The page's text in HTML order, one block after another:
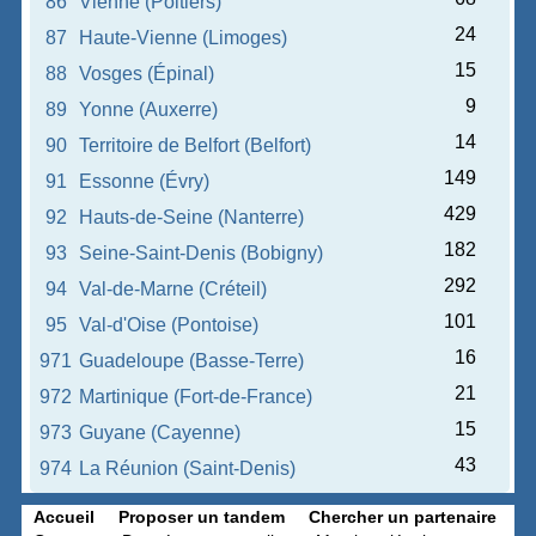
87
Haute-Vienne (Limoges)
24
88
Vosges (Épinal)
15
89
Yonne (Auxerre)
9
90
Territoire de Belfort (Belfort)
14
91
Essonne (Évry)
149
92
Hauts-de-Seine (Nanterre)
429
93
Seine-Saint-Denis (Bobigny)
182
94
Val-de-Marne (Créteil)
292
95
Val-d'Oise (Pontoise)
101
971 Guadeloupe (Basse-Terre)
16
972 Martinique (Fort-de-France)
21
973 Guyane (Cayenne)
15
974 La Réunion (Saint-Denis) 43
Accueil Proposer un tandem
Chercher un partenaire